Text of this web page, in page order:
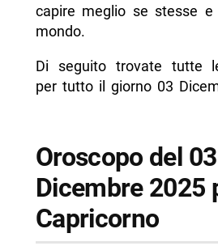
capire meglio se stesse
mondo.
Di seguito trovate tutte
per tutto il giorno 03
Oroscopo del 03
Dicembre 2025
Capricorno